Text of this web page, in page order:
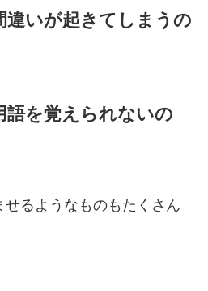
違いが起きてしまうの
語を覚えられないの
せるようなものもたくさん